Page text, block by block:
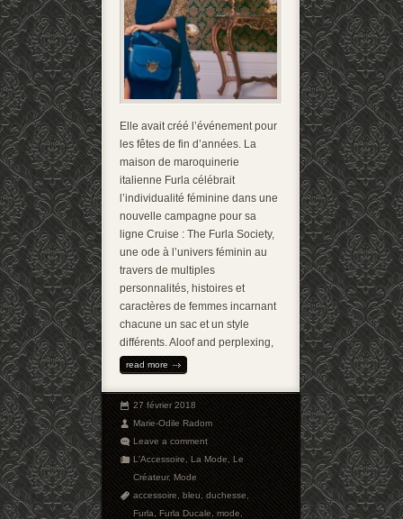
Elle avait créé l’événement pour
les fêtes de fin d’années. La
maison de maroquinerie
italienne Furla célébrait
l’individualité féminine dans une
nouvelle campagne pour sa
ligne Cruise : The Furla Society,
une ode à l’univers féminin au
travers de multiples
personnalités, histoires et
caractères de femmes incarnant
chacune un sac et un style
différents. Aloof and perplexing,
read more
27 février 2018
Marie-Odile Radom
Leave a comment
L'Accessoire,La Mode,Le
Créateur,Mode
accessoire,bleu,duchesse,
Furla,Furla Ducale,mode,